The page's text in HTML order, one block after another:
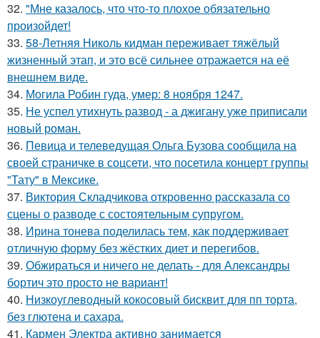
32. "Мне казалось, что что-то плохое обязательно
произойдет!
33. 58-Летняя Николь кидман переживает тяжёлый
жизненный этап, и это всё сильнее отражается на её
внешнем виде.
34. Могила Робин гуда, умер: 8 ноября 1247.
35. Не успел утихнуть развод - а джигану уже приписали
новый роман.
36. Певица и телеведущая Ольга Бузова сообщила на
своей страничке в соцсети, что посетила концерт группы
"Тату" в Мексике.
37. Виктория Складчикова откровенно рассказала со
сцены о разводе с состоятельным супругом.
38. Ирина тонева поделилась тем, как поддерживает
отличную форму без жёстких диет и перегибов.
39. Обжираться и ничего не делать - для Александры
бортич это просто не вариант!
40. Низкоуглеводный кокосовый бисквит для пп торта,
без глютена и сахара.
41. Кармен Электра активно занимается